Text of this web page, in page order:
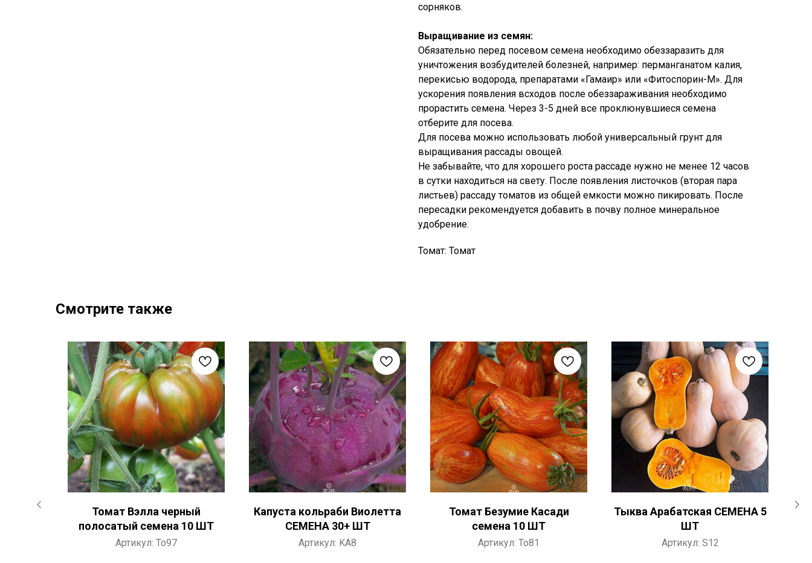
сорняков.
Выращивание из семян:
Обязательно перед посевом семена необходимо обеззаразить для
уничтожения возбудителей болезней, например: перманганатом калия,
перекисью водорода, препаратами «Гамаир» или «Фитоспорин-М». Для
ускорения появления всходов после обеззараживания необходимо
прорастить семена. Через 3-5 дней все проклюнувшиеся семена
отберите для посева.
Для посева можно использовать любой универсальный грунт для
выращивания рассады овощей.
Не забывайте, что для хорошего роста рассаде нужно не менее 12 часов
в сутки находиться на свету. После появления листочков (вторая пара
листьев) рассаду томатов из общей емкости можно пикировать. После
пересадки рекомендуется добавить в почву полное минеральное
удобрение.
Томат: Томат
Смотрите также
семена
Томат Вэлла черный
полосатый семена 10 ШТ
Артикул: To97
Капуста кольраби Виолетта
СЕМЕНА 30+ ШТ
Артикул: KA8
Томат Безумие Касади
семена 10 ШТ
Артикул: To81
Тыква Арабатская СЕМЕНА 5
ШТ
Артикул: S12